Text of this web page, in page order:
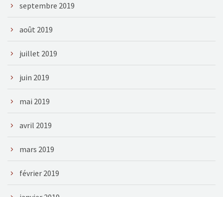
septembre 2019
août 2019
juillet 2019
juin 2019
mai 2019
avril 2019
mars 2019
février 2019